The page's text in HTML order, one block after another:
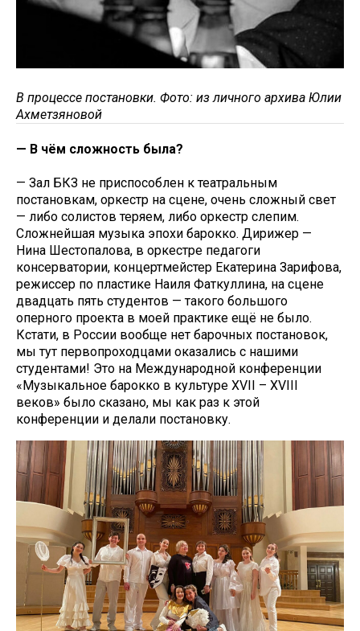
В процессе постановки. Фото: из личного архива Юлии
Ахметзяновой
— В чём сложность была?
— Зал БКЗ не приспособлен к театральным
постановкам, оркестр на сцене, очень сложный свет
— либо солистов теряем, либо оркестр слепим.
Сложнейшая музыка эпохи барокко. Дирижер —
Нина Шестопалова, в оркестре педагоги
консерватории, концертмейстер Екатерина Зарифова,
режиссер по пластике Наиля Фаткуллина, на сцене
двадцать пять студентов — такого большого
оперного проекта в моей практике ещё не было.
Кстати, в России вообще нет барочных постановок,
мы тут первопроходцами оказались с нашими
студентами! Это на Международной конференции
«Музыкальное барокко в культуре XVII – XVIII
веков» было сказано, мы как раз к этой
конференции и делали постановку.